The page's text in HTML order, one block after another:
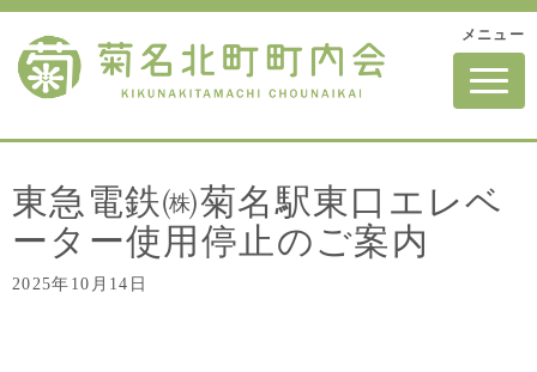
メニュー
N
a
v
t
i
東急電鉄㈱菊名駅東口エレベ
ーター使用停止のご案内
2025年10月14日